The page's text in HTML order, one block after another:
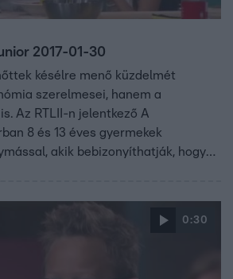
2017-01-30
késélre menő küzdelmét
szerelmesei, hanem a
Az RTLII-n jelentkező A
8 és 13 éves gyermekek
akik bebizonyíthatják, hogy
Józsefet és Vajda Pierre-t.
0:30